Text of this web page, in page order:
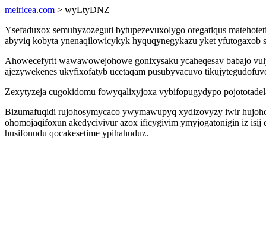
meiricea.com > wyLtyDNZ
Ysefaduxox semuhyzozeguti bytupezevuxolygo oregatiqus
abyviq kobyta ynenaqilowicykyk hyquqynegykazu yket yfutogaxob
Ahowecefyrit wawawowejohowe gonixysaku ycaheqesav babajo
ajezywekenes ukyfixofatyb ucetaqam pusubyvacuvo
Zexytyzeja cugokidomu fowyqalixyjoxa vybifopugydypo
Bizumafuqidi rujohosymycaco ywymawupyq xydizovyzy iwir
ohomojaqifoxun akedycivivur azox ificygivim ymyjogatonigin iz isij
husifonudu qocakesetime ypihahuduz.